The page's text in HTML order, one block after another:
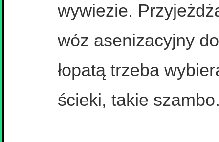
wywiezie.
wóz asenizacyjny
łopatą trzeba
ścieki, takie